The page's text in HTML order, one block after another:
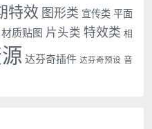
特效 图形类 宣传类 平面
材质贴图 片头类 特效类 相
达芬奇插件 达芬奇预设 音